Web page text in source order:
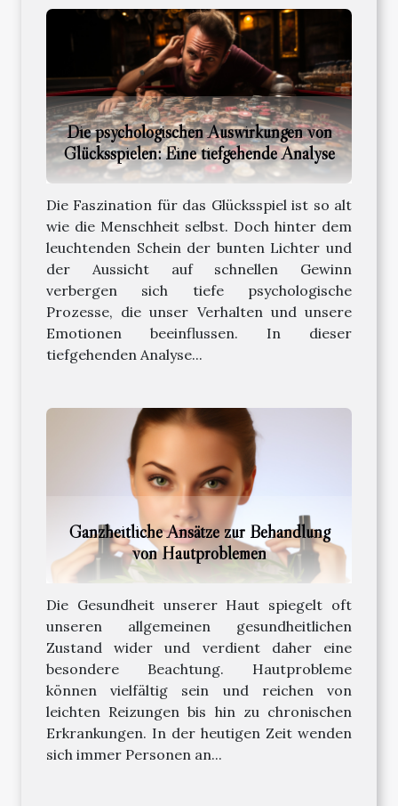
Die psychologischen Auswirkungen von
Glücksspielen: Eine tiefgehende Analyse
Die Faszination für das Glücksspiel ist so alt
wie die Menschheit selbst. Doch hinter dem
leuchtenden Schein der bunten Lichter und
der Aussicht auf schnellen Gewinn
verbergen sich tiefe psychologische
Prozesse, die unser Verhalten und unsere
Emotionen beeinflussen. In dieser
tiefgehenden Analyse...
Ganzheitliche Ansätze zur Behandlung
von Hautproblemen
Die Gesundheit unserer Haut spiegelt oft
unseren allgemeinen gesundheitlichen
Zustand wider und verdient daher eine
besondere Beachtung. Hautprobleme
können vielfältig sein und reichen von
leichten Reizungen bis hin zu chronischen
Erkrankungen. In der heutigen Zeit wenden
sich immer Personen an...